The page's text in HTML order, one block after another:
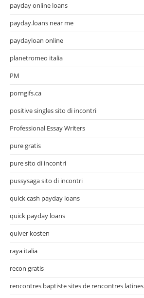
payday online loans
payday.loans near me
paydayloan online
planetromeo italia
PM
porngifs.ca
positive singles sito di incontri
Professional Essay Writers
pure gratis
pure sito di incontri
pussysaga sito di incontri
quick cash payday loans
quick payday loans
quiver kosten
raya italia
recon gratis
rencontres baptiste sites de rencontres latines